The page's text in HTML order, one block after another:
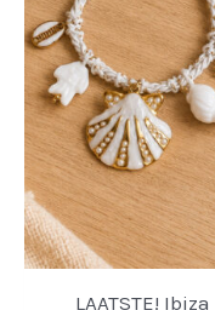
LAATSTE! Ibiza